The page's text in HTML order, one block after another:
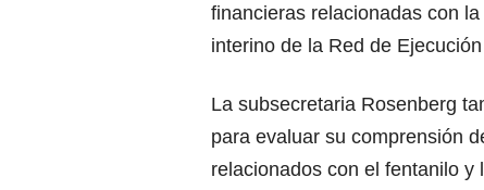
financieras relacionadas con
interino de la Red de
La subsecretaria Rosenberg
para evaluar su comprensión
relacionados con el fentanilo